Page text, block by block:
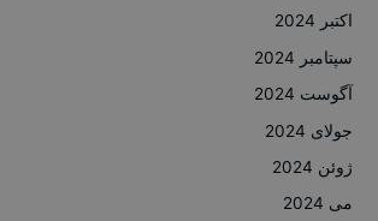
اکتبر 2024
سپتامبر 2024
آگوست 2024
جولای 2024
ژوئن 2024
می 2024